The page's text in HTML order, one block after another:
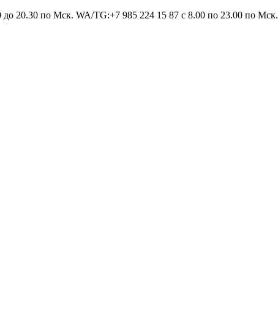
до 20.30 по Мcк. WA/TG:+7 985 224 15 87 c 8.00 по 23.00 по Мcк.